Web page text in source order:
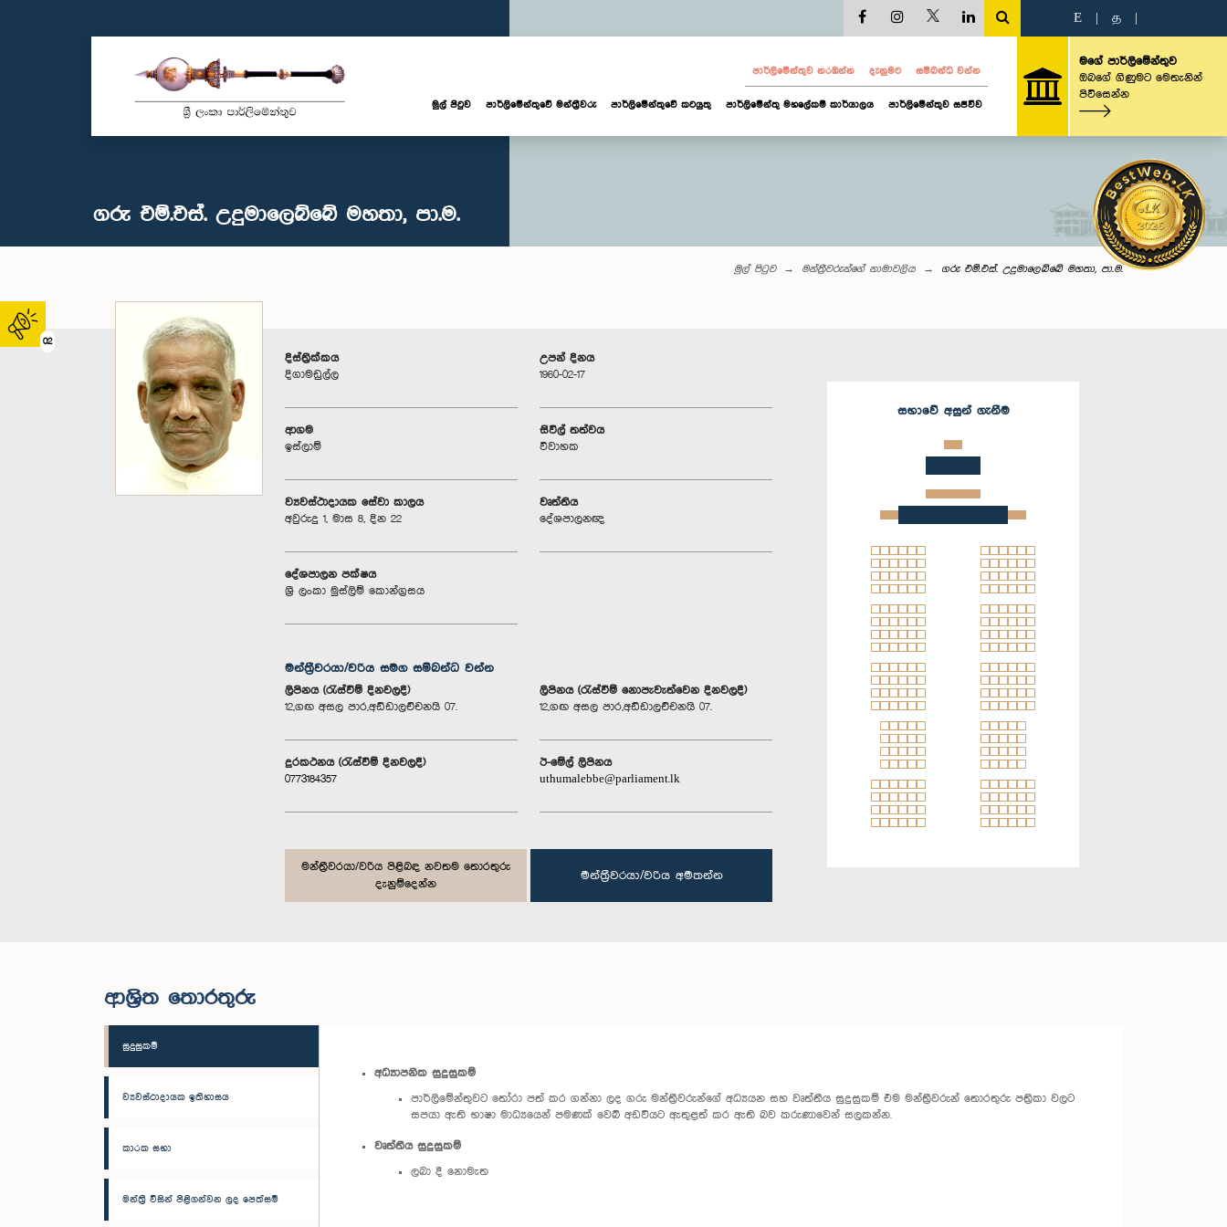
02
E த
පාර්ලි‌මේන්තුව නරඹන්න දැනුමට සම්බන්ධ වන්න
මුල් පිටුව පාර්ලි‌මේන්තුවේ මන්ත්‍රීවරු පාර්ලිමේන්තුවේ කටයුතු පාර්ලිමේන්තු මහලේකම් කාර්යාලය පාර්ලිමේන්තුව සජීවීව
මගේ පාර්ලිමේන්තුව
ඔබගේ ගිණුමට මෙතැනින්
පිවිසෙන්න
ගරු එම්.එස්. උදුමාලෙබ්බේ මහතා, පා.ම.
මුල් පිටුව මන්ත්‍රීවරුන්‌ගේ නාමාවලිය ගරු එම්.එස්. උදුමාලෙබ්බේ මහතා, පා.ම.
දිස්ත්‍රික්කය
දිගාමඩුල්ල
උපන් දිනය
1960-02-17
ආගම
ඉස්ලාම්
සිවිල් තත්වය
විවාහක
ව්‍යවස්ථාදායක සේවා කාලය
අවුරුදු 1, මාස 8, දින 22
වෘත්තිය
දේශපාලනඥ
දේශපාලන පක්ෂය
ශ්‍රී ලංකා මුස්ලිම් කොන්ග්‍රසය
මන්ත්‍රීවරයා/වරිය සමග සම්බන්ධ වන්න
ලිපිනය (රැස්වීම් දිනවලදී)
12,ගඟ අසල පාර,අඩ්ඩාලච්චනයි 07.
ලිපිනය (රැස්වීම් නොපැවැත්වෙන දිනවලදී)
12,ගඟ අසල පාර,අඩ්ඩාලච්චනයි 07.
දුරකථනය (රැස්වීම් දිනවලදී)
0773184357
ඊ-මේල් ලිපිනය
uthumalebbe@parliament.lk
මන්ත්‍රීවරයා/වරිය පිළිබඳ නවතම තොරතුරු
දැනුම්දෙන්න
මන්ත්‍රීවරයා/වරිය අමතන්න
සභාවේ අසුන් ගැනීම
ආශ්‍රිත තොරතුරු
සුදුසුකම්
ව්‍යවස්ථාදායක ඉතිහාසය
කාරක සභා
මන්ත්‍රී විසින් පිළිගන්වන ලද පෙත්සම්
අධ්‍යාපනික සුදුසුකම්
පාර්ලිමේන්තුවට තෝරා පත් කර ගන්නා ලද ගරු මන්ත්‍රීවරුන්ගේ අධ්‍යයන සහ වෘත්තීය සුදුසුකම් එම මන්ත්‍රීවරුන් තොරතුරු පත්‍රිකා වලට
සපයා ඇති භාෂා මාධ්‍යයෙන් පමණක් වෙබ් අඩවියට ඇතුළත් කර ඇති බව කරුණාවෙන් සලකන්න.
වෘත්තීය සුදුසුකම්
ලබා දී නොමැත